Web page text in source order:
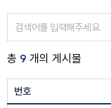
총 9 개의 게시물
번호